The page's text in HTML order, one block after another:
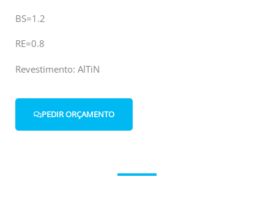
BS=1.2
RE=0.8
Revestimento: AlTiN
PEDIR ORÇAMENTO